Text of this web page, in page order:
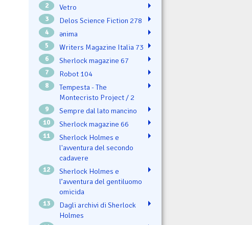
2 Vetro
3 Delos Science Fiction 278
4 ənima
5 Writers Magazine Italia 73
6 Sherlock magazine 67
7 Robot 104
8
Tempesta - The
Montecristo Project / 2
9 Sempre dal lato mancino
10 Sherlock magazine 66
11
Sherlock Holmes e
l'avventura del secondo
cadavere
12
Sherlock Holmes e
l’avventura del gentiluomo
omicida
13
Dagli archivi di Sherlock
Holmes